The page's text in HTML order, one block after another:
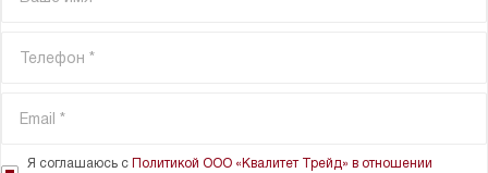
Я соглашаюсь с Политикой ООО «Квалитет Трейд» в отношении